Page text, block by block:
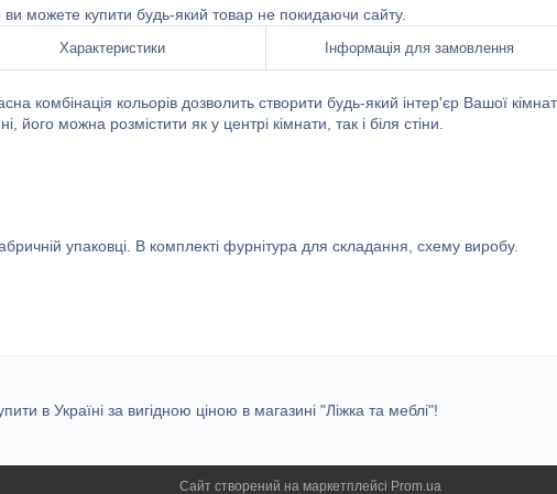
ви можете купити будь-який товар не покидаючи сайту.
Характеристики Інформація для замовлення
комбінація кольорів дозволить створити будь-який інтер'єр Вашої
можна розмістити як у центрі кімнати, так і біля стіни.
упаковці. В комплекті фурнітура для складання, схему виробу.
в Україні за вигідною ціною в магазині "Ліжка та меблі"!
Сайт створений на маркетплейсі Prom.ua